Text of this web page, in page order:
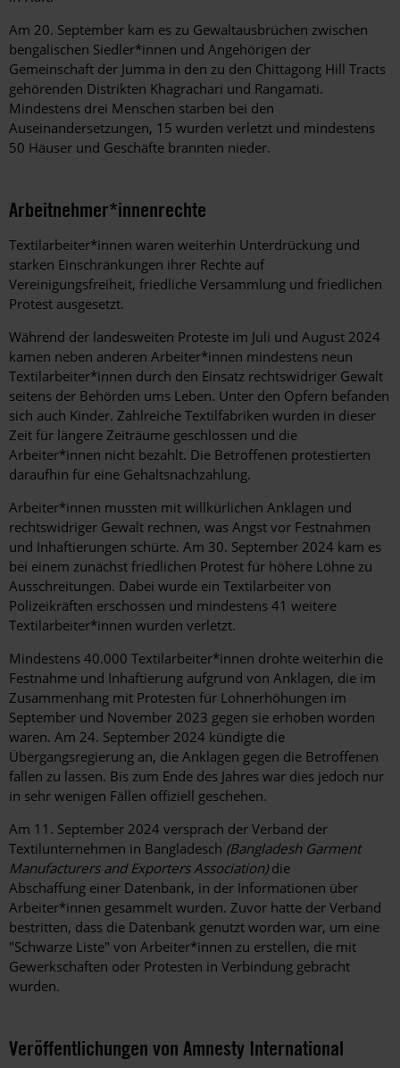
Am 20. September kam es zu Gewaltausbrüchen zwischen
bengalischen Siedler*innen und Angehörigen der
Gemeinschaft der Jumma in den zu den Chittagong Hill Tracts
gehörenden Distrikten Khagrachari und Rangamati.
Mindestens drei Menschen starben bei den
Auseinandersetzungen, 15 wurden verletzt und mindestens
50 Häuser und Geschäfte brannten nieder.
Arbeitnehmer*innenrechte
Textilarbeiter*innen waren weiterhin Unterdrückung und
starken Einschränkungen ihrer Rechte auf
Vereinigungsfreiheit, friedliche Versammlung und friedlichen
Protest ausgesetzt.
Während der landesweiten Proteste im Juli und August 2024
kamen neben anderen Arbeiter*innen mindestens neun
Textilarbeiter*innen durch den Einsatz rechtswidriger Gewalt
seitens der Behörden ums Leben. Unter den Opfern befanden
sich auch Kinder. Zahlreiche Textilfabriken wurden in dieser
Zeit für längere Zeiträume geschlossen und die
Arbeiter*innen nicht bezahlt. Die Betroffenen protestierten
daraufhin für eine Gehaltsnachzahlung.
Arbeiter*innen mussten mit willkürlichen Anklagen und
rechtswidriger Gewalt rechnen, was Angst vor Festnahmen
und Inhaftierungen schürte. Am 30. September 2024 kam es
bei einem zunächst friedlichen Protest für höhere Löhne zu
Ausschreitungen. Dabei wurde ein Textilarbeiter von
Polizeikräften erschossen und mindestens 41 weitere
Textilarbeiter*innen wurden verletzt.
Mindestens 40.000 Textilarbeiter*innen drohte weiterhin die
Festnahme und Inhaftierung aufgrund von Anklagen, die im
Zusammenhang mit Protesten für Lohnerhöhungen im
September und November 2023 gegen sie erhoben worden
waren. Am 24. September 2024 kündigte die
Übergangsregierung an, die Anklagen gegen die Betroffenen
fallen zu lassen. Bis zum Ende des Jahres war dies jedoch nur
in sehr wenigen Fällen offiziell geschehen.
Am 11. September 2024 versprach der Verband der
Textilunternehmen in Bangladesch (Bangladesh Garment
Manufacturers and Exporters Association) die
Abschaffung einer Datenbank, in der Informationen über
Arbeiter*innen gesammelt wurden. Zuvor hatte der Verband
bestritten, dass die Datenbank genutzt worden war, um eine
"Schwarze Liste" von Arbeiter*innen zu erstellen, die mit
Gewerkschaften oder Protesten in Verbindung gebracht
wurden.
Veröffentlichungen von Amnesty International